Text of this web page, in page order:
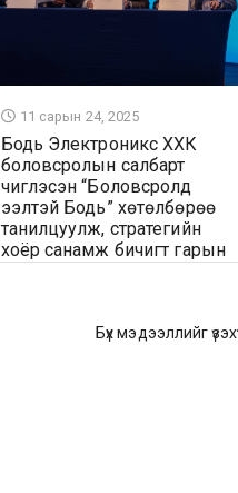
11 сарын 24, 2025
Бодь Электроникс ХХК
боловсролын салбарт
чиглэсэн “Боловсролд
ээлтэй Бодь” хөтөлбөрөө
танилцуулж, стратегийн
хоёр санамж бичигт гарын
Бүх мэдээллийг үзэх